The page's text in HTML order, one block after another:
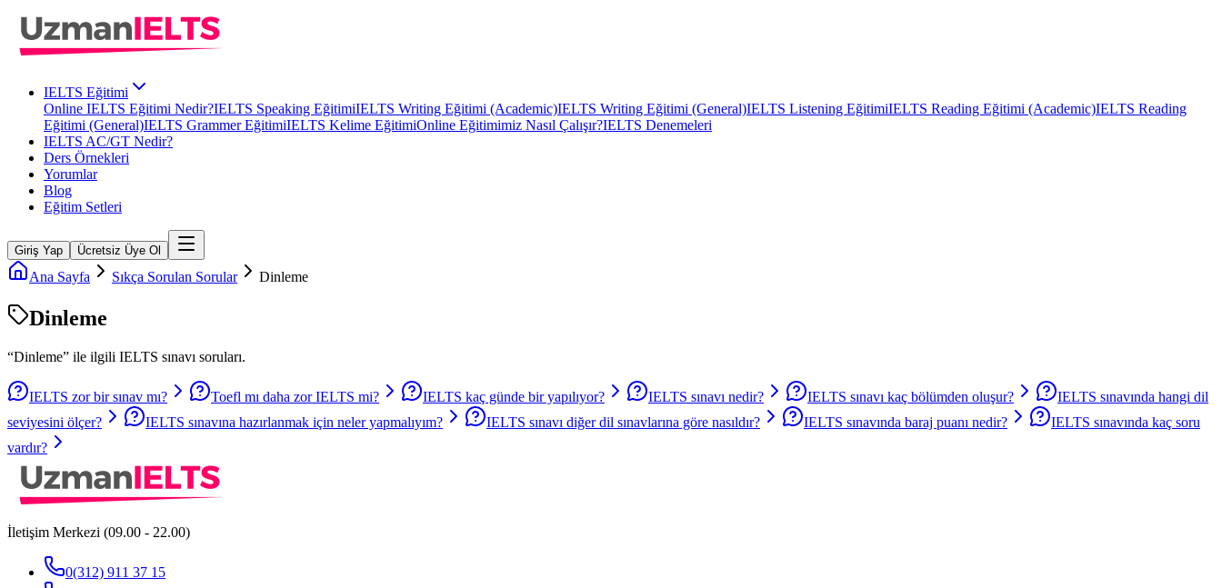
IELTS Eğitimi
Online IELTS Eğitimi Nedir?IELTS Speaking EğitimiIELTS Writing Eğitimi (Academic)IELTS Writing Eğitimi (General)IELTS Listening EğitimiIELTS Reading Eğitimi (Academic)IELTS Reading
Eğitimi (General)IELTS Grammer EğitimiIELTS Kelime EğitimiOnline Eğitimimiz Nasıl Çalışır?IELTS Denemeleri
IELTS AC/GT Nedir?
Ders Örnekleri
Yorumlar
Blog
Eğitim Setleri
Giriş Yap Ücretsiz Üye Ol
Ana Sayfa Sıkça Sorulan Sorular Dinleme
Dinleme
“Dinleme” ile ilgili IELTS sınavı soruları.
IELTS zor bir sınav mı? Toefl mı daha zor IELTS mi? IELTS kaç günde bir yapılıyor? IELTS sınavı nedir? IELTS sınavı kaç bölümden oluşur?
IELTS sınavında hangi dil
seviyesini ölçer?
IELTS sınavına hazırlanmak için neler yapmalıyım? IELTS sınavı diğer dil sınavlarına göre nasıldır? IELTS sınavında baraj puanı nedir?
IELTS sınavında kaç soru
vardır?
İletişim Merkezi (09.00 - 22.00)
0(312) 911 37 15